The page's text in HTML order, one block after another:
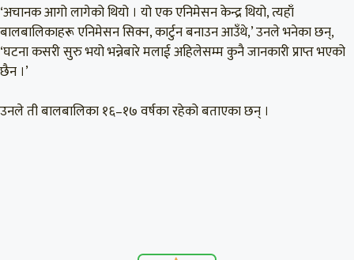
‘अचानक आगो लागेको थियो । यो एक एनिमेसन केन्द्र थियो, त्यहाँ
बालबालिकाहरू एनिमेसन सिक्न, कार्टुन बनाउन आउँथे,’ उनले भनेका छन्,
‘घटना कसरी सुरु भयो भन्नेबारे मलाई अहिलेसम्म कुनै जानकारी प्राप्त भएको
छैन ।’
उनले ती बालबालिका १६–१७ वर्षका रहेको बताएका छन् ।